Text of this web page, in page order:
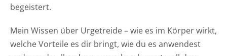
begeistert.
Mein Wissen über Urgetreide – wie es im Körper wirkt,
welche Vorteile es dir bringt, wie du es anwendest